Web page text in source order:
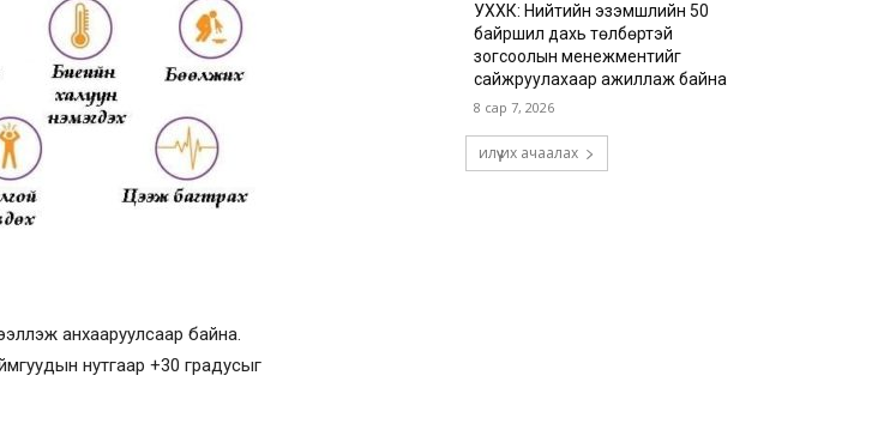
анхааруулсаар байна.
нутгаар +30 градусыг
УХХК: Нийтийн эзэмшлийн 50
байршил дахь төлбөртэй
зогсоолын менежментийг
сайжруулахаар ажиллаж байна
8 сар 7, 2026
илүү их ачаалах